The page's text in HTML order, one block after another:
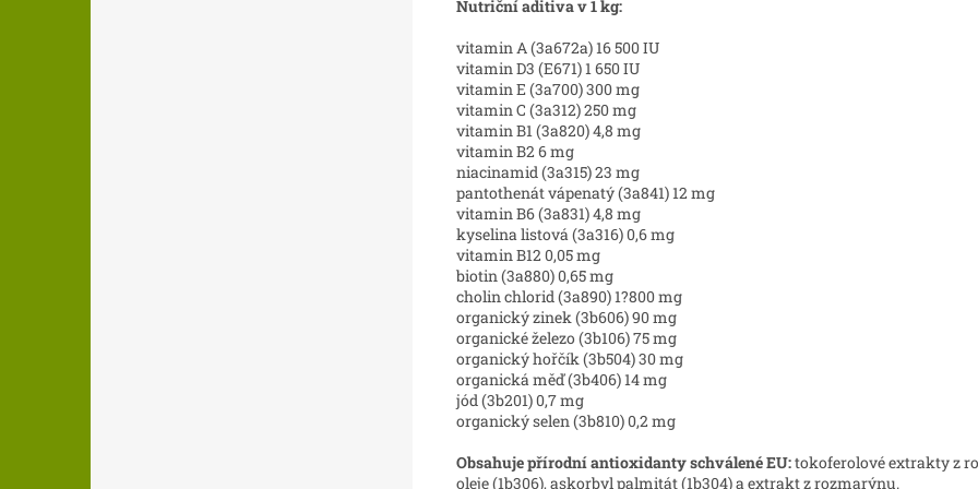
Nutriční aditiva v 1 kg:
vitamin A (3a672a) 16 500 IU
vitamin D3 (E671) 1 650 IU
vitamin E (3a700) 300 mg
vitamin C (3a312) 250 mg
vitamin B1 (3a820) 4,8 mg
vitamin B2 6 mg
niacinamid (3a315) 23 mg
pantothenát vápenatý (3a841) 12 mg
vitamin B6 (3a831) 4,8 mg
kyselina listová (3a316) 0,6 mg
vitamin B12 0,05 mg
biotin (3a880) 0,65 mg
cholin chlorid (3a890) 1?800 mg
organický zinek (3b606) 90 mg
organické železo (3b106) 75 mg
organický hořčík (3b504) 30 mg
organická měď (3b406) 14 mg
jód (3b201) 0,7 mg
organický selen (3b810) 0,2 mg
Obsahuje přírodní antioxidanty schválené EU:tokoferolové extrakty z
oleje (1b306), askorbyl palmitát (1b304) a extrakt z rozmarýnu.